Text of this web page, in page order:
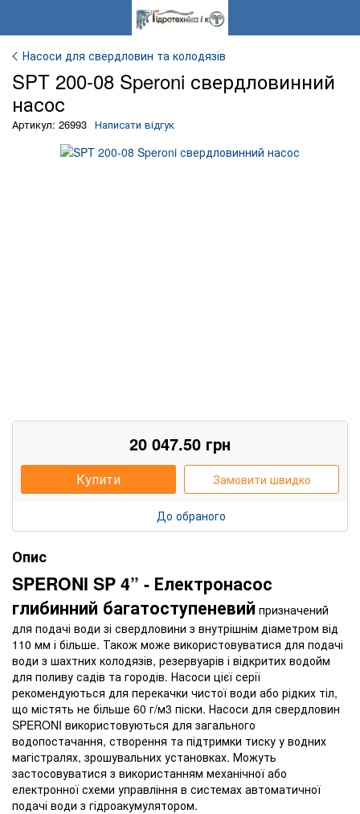
Насоси для свердловин та колодязів
SPT 200-08 Speroni свердловинний
насос
Артикул: 26993 Написати відгук
20 047.50 грн
Купити Замовити швидко
До обраного
Опис
SPERONI SP 4” - Електронасос
глибинний багатоступеневий призначений
для подачі води зі свердловини з внутрішнім діаметром від
110 мм і більше. Також може використовуватися для подачі
води з шахтних колодязів, резервуарів і відкритих водойм
для поливу садів та городів. Насоси цієї серії
рекомендуються для перекачки чистої води або рідких тіл,
що містять не більше 60 г/м3 піски. Насоси для свердловин
SPERONI використовуються для загального
водопостачання, створення та підтримки тиску у водних
магістралях, зрошувальних установках. Можуть
застосовуватися з використанням механічної або
електронної схеми управління в системах автоматичної
подачі води з гідроакумулятором.